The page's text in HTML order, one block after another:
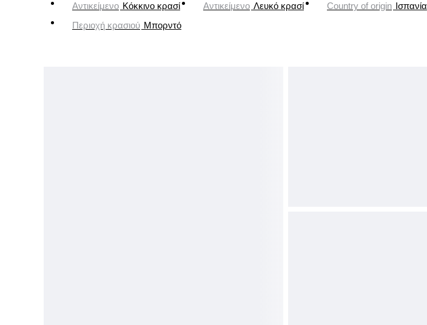
Αντικείμενο Κόκκινο κρασί Αντικείμενο Λευκό κρασί Country of origin Ισπανία
Περιοχή κρασιού Μπορντό